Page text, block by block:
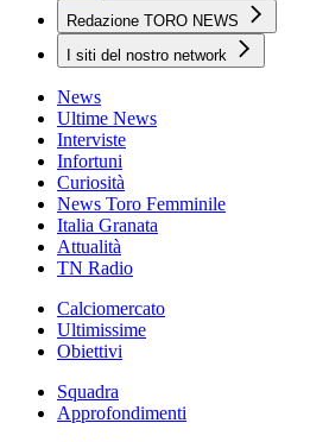
Redazione TORO NEWS
I siti del nostro network
News
Ultime News
Interviste
Infortuni
Curiosità
News Toro Femminile
Italia Granata
Attualità
TN Radio
Calciomercato
Ultimissime
Obiettivi
Squadra
Approfondimenti